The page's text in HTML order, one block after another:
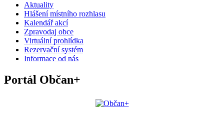
Aktuality
Hlášení místního rozhlasu
Kalendář akcí
Zpravodaj obce
Virtuální prohlídka
Rezervační systém
Informace od nás
Portál Občan+